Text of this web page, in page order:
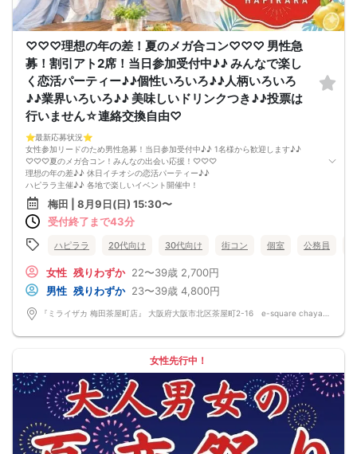
す。
※お申し込み後、即時でお客様のお席を確保しています。
規定のキャンセルポリシーが適用されます。ご確認の上、お申込み願います。
男女調整・お席の確保等を行っております運営都合上、ご理解をお願いします。
最少催行人数2対2～
ただし当日欠席による人数減少は不可抗力のため返金は行いません。
本イベントは貴重な同世代との出会いの場です。
上記同意了承の上お申し込みいただいたとみなします。
イベント当日、イベントの進行をスムーズにする為、スタッフの指示に従ってく
ださい。
♡♡♡理想の年の差！夏のメガ合コン♡♡♡ 男性急
募！割引アト2席！当日参加受付中♪♪ みんなで楽し
く恋活パーティー♪♪個性いろいろ♪♪人柄いろいろ
♪♪業界いろいろ♪♪ 美味しいドリンクつき♪♪投票は
行いません☆連絡交換自由♡
⭐️最新応募状況⭐️
女性参加リードのため男性急募！当日参加受付中♪♪ 1名様から歓迎します♪♪
♡♡♡夏のメガ合コン！みんなの出会い応援！♡♡♡
理想の年の差♪♪ 休日イチオシの恋活パーティー♪♪
ハピララ主催♪♪ 各地で楽しいイベント開催中！
今回はほぼ20代30代の恋活イベント♪♪
社会人男性と恋を見つけたい女性が集まる♡
個性いろいろ♪人柄いろいろ♪業界いろいろ♪カラフルパティー♪
雰囲気の良いお店が素敵な異性との出会いを後押し♪♪
素敵なお相手とカフェやランチデートから行ってみたい♡
気になる方と仲良くなりましょう♪♪
～開催形式について～
美味しいドリンクをサービス♡（ソフトドリンク・カクテル・ノンアルカクテ
連絡先交換自由♪♪ 次に繋がりやすい♪♪◝(⑅ᴗ⑅)◜..°♡
楽々♪クレジット払い♪
＜申込画面でいずれかを選択ください＞
※お申し込み後、即時でお客様のお席を確保しています♪
規定のキャンセルポリシーが適用されます。ご確認の上、お申込み願います。
男女調整・お席の確保等を行っております運営都合上、ご理解をお願いします。
【会場での受付】
10分前より受付♪
梅田 | 8月9日(日) 15:30〜
受付終了まで43分
ハピララ 20代向け 30代向け 街コン 個室 公務員
女性 残りわずか 22〜39歳 2,700円
男性 残りわずか 23〜39歳 4,800円
女性先行中！